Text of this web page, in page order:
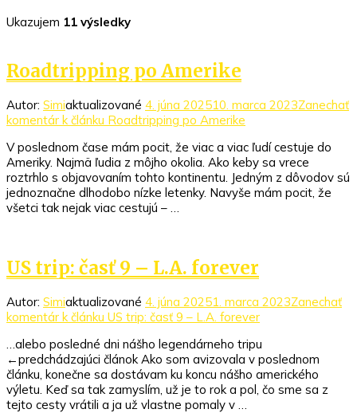
Ukazujem 11 výsledky
Roadtripping po Amerike
Autor: Simiaktualizované 4. júna 202510. marca 2023Zanechať
komentár k článku Roadtripping po Amerike
V poslednom čase mám pocit, že viac a viac ľudí cestuje do
Ameriky. Najmä ľudia z môjho okolia. Ako keby sa vrece
roztrhlo s objavovaním tohto kontinentu. Jedným z dôvodov sú
jednoznačne dlhodobo nízke letenky. Navyše mám pocit, že
všetci tak nejak viac cestujú – …
US trip: časť 9 – L.A. forever
Autor: Simiaktualizované 4. júna 20251. marca 2023Zanechať
komentár k článku US trip: časť 9 – L.A. forever
…alebo posledné dni nášho legendárneho tripu
←predchádzajúci článok Ako som avizovala v poslednom
článku, konečne sa dostávam ku koncu nášho amerického
výletu. Keď sa tak zamyslím, už je to rok a pol, čo sme sa z
tejto cesty vrátili a ja už vlastne pomaly v …